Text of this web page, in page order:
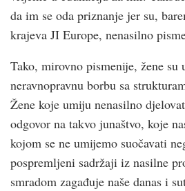
da im se oda priznanje jer su,
krajeva JI Europe, nenasilno
Tako, mirovno pismenije, žene su
neravnopravnu borbu sa
Žene koje umiju nenasilno
odgovor na takvo junaštvo, koje
kojom se ne umijemo suočavati
pospremljeni sadržaji iz nasilne
smradom zagađuje naše danas i